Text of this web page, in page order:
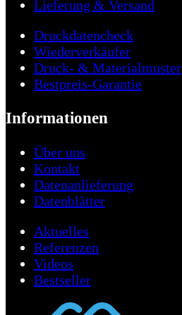
Lieferung & Versand
Druckdatencheck
Wiederverkäufer
Druck- & Materialmuster
Bestpreis-Garantie
Informationen
Über uns
Kontakt
Datenanlieferung
Datenblätter
Aktuelles
Referenzen
Videos
Bestseller